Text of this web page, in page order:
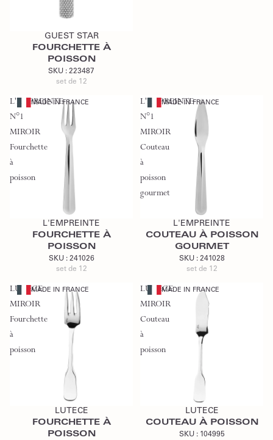
Ajouter au devis
GUEST STAR
FOURCHETTE À
POISSON
SKU : 223487
set de 12
L'EMPREINTE
N°1
MIROIR
Fourchette
à
poisson
MADE IN FRANCE
L'EMPREINTE
FOURCHETTE À
POISSON
SKU : 241026
set de 12
L'EMPREINTE
N°1
MIROIR
Couteau
à
poisson
gourmet
MADE IN FRANCE
L'EMPREINTE
COUTEAU À POISSON
GOURMET
SKU : 241028
set de 12
LUTECE
MIROIR
Fourchette
à
poisson
MADE IN FRANCE
LUTECE
FOURCHETTE À
POISSON
LUTECE
MIROIR
Couteau
à
poisson
MADE IN FRANCE
LUTECE
COUTEAU À POISSON
SKU : 104995